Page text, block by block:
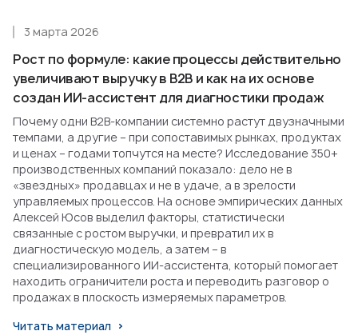
Рост по формуле: какие процессы действительно
увеличивают выручку в B2B и как на их основе
создан ИИ-ассистент для диагностики продаж
3 марта 2026
Почему одни B2B-компании системно растут двузначными
темпами, а другие – при сопоставимых рынках, продуктах
и ценах – годами топчутся на месте? Исследование 350+
производственных компаний показало: дело не в
«звездных» продавцах и не в удаче, а в зрелости
управляемых процессов. На основе эмпирических данных
Алексей Юсов выделил факторы, статистически
связанные с ростом выручки, и превратил их в
диагностическую модель, а затем – в
специализированного ИИ-ассистента, который помогает
находить ограничители роста и переводить разговор о
продажах в плоскость измеряемых параметров.
Читать материал